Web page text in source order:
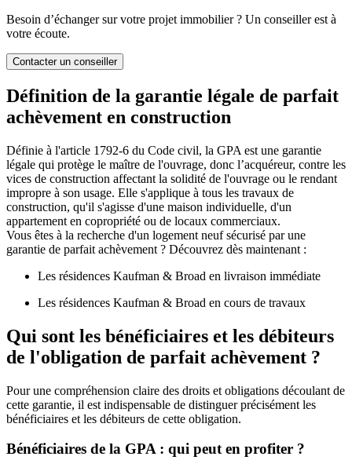
Besoin d’échanger sur votre projet immobilier ? Un conseiller est à
votre écoute.
Contacter un conseiller
Définition de la garantie légale de parfait
achèvement en construction
Définie à l'article 1792-6 du Code civil, la GPA est une garantie
légale qui protège le maître de l'ouvrage, donc l’acquéreur, contre les
vices de construction affectant la solidité de l'ouvrage ou le rendant
impropre à son usage. Elle s'applique à tous les travaux de
construction, qu'il s'agisse d'une maison individuelle, d'un
appartement en copropriété ou de locaux commerciaux.
Vous êtes à la recherche d'un logement neuf sécurisé par une
garantie de parfait achèvement ? Découvrez dès maintenant :
Les résidences Kaufman & Broad en livraison immédiate
Les résidences Kaufman & Broad en cours de travaux
Qui sont les bénéficiaires et les débiteurs
de l'obligation de parfait achèvement ?
Pour une compréhension claire des droits et obligations découlant de
cette garantie, il est indispensable de distinguer précisément les
bénéficiaires et les débiteurs de cette obligation.
Bénéficiaires de la GPA : qui peut en profiter ?